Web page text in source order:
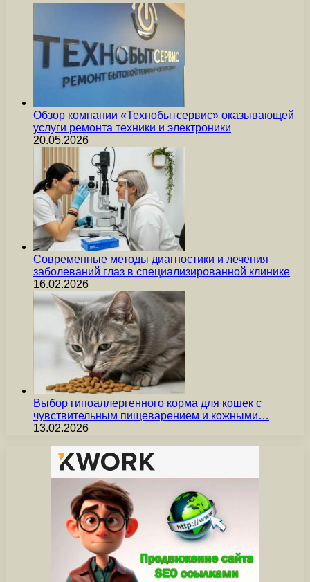
Обзор компании «Технобытсервис» оказывающей
услуги ремонта техники и электроники
20.05.2026
Современные методы диагностики и лечения
заболеваний глаз в специализированной клинике
16.02.2026
Выбор гипоаллергенного корма для кошек с
чувствительным пищеварением и кожными…
13.02.2026